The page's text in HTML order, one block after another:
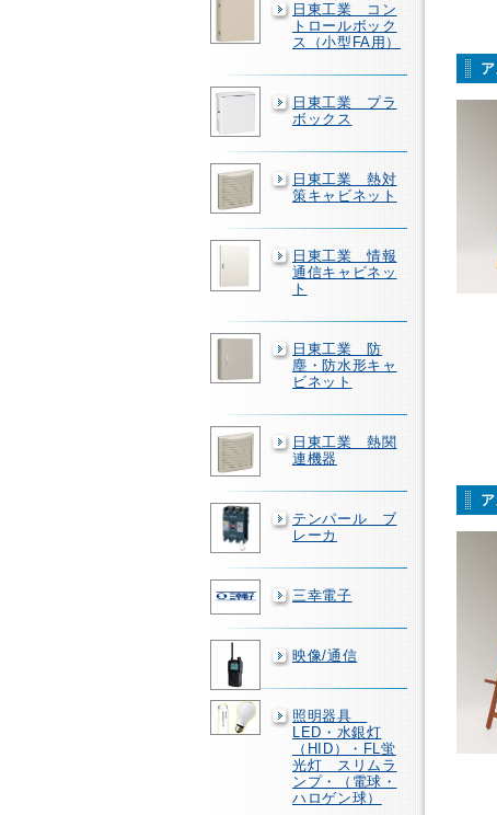
日東工業 コン
トロールボック
ス（小型FA用）
日東工業 プラ
ボックス
日東工業 熱対
策キャビネット
日東工業 情報
通信キャビネッ
ト
日東工業 防
塵・防水形キャ
ビネット
日東工業 熱関
連機器
テンパール ブ
レーカ
三幸電子
映像/通信
照明器具
LED・水銀灯
（HID）・FL蛍
光灯 スリムラ
ンプ・（電球・
ハロゲン球）